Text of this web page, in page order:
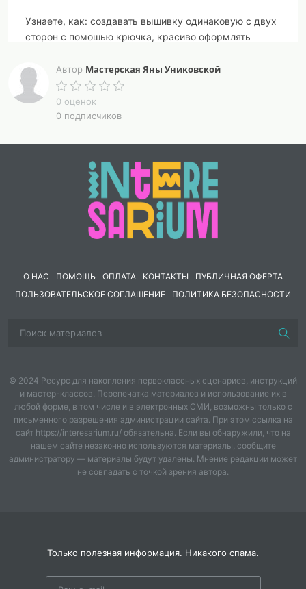
Узнаете, как: создавать вышивку одинаковую с двух
сторон с помошью крючка, красиво оформлять
Вышивку "Золотой цветок" можно будет оформить в
брошь или создать аппликацию для одежды/
сумочки.
Доступ к МК бессрочный.
С обратной связью!
Автор Мастерская Яны Униковской
0 оценок
0 подписчиков
О НАС ПОМОЩЬ ОПЛАТА КОНТАКТЫ
ПУБЛИЧНАЯ ОФЕРТА
ПОЛЬЗОВАТЕЛЬСКОЕ СОГЛАШЕНИЕ
ПОЛИТИКА БЕЗОПАСНОСТИ
© 2024 Ресурс для накопления первоклассных сценариев, инструкций
и мастер-классов. Перепечатка материалов и использование их в
любой форме, в том числе и в электронных СМИ, возможны только с
письменного разрешения администрации сайта. При этом ссылка на
сайт https://interesarium.ru/ обязательна. Если вы обнаружили, что на
нашем сайте незаконно используются материалы, сообщите
администратору — материалы будут удалены. Мнение редакции может
не совпадать с точкой зрения автора.
Только полезная информация. Никакого спама.